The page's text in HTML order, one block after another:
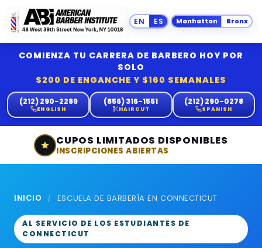
Manhattan Bronx
COMIENZA TU CARRERA DE BARBERO HOY POR
SOLO
$200 DE ENGANCHE Y $160 SEMANALES
(212) 290-2289
ENGLISH
(856) 316-1551
HAIRCUT
(212) 290-0278
SPANISH
CUPOS LIMITADOS DISPONIBLES
INSCRIPCIONES ABIERTAS
INICIO / ESCUELA DE BARBERÍA EN CONNECTICUT
AL SERVICIO DE LOS ESTUDIANTES DE
CONNECTICUT